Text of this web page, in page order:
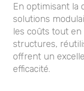
En optimisant la
solutions
les coûts tout en
structures,
offrent un
efficacité.